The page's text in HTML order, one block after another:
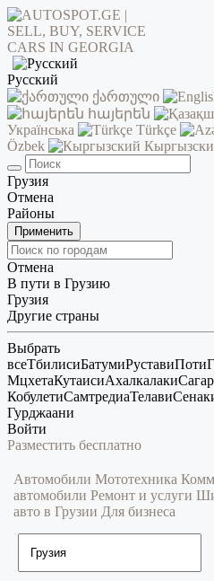
Русский
ქართული
հայերեն
Українська
Türkçe
Özbek
Грузия
Отмена
Районы
Применить
Отмена
В пути в Грузию
Грузия
Другие страны
Выбрать
всеТбилисиБатумиРуставиПоти
МцхетаКутаисиАхалкалаки
КобулетиСамтредиаТелави
Гурджаани
Войти
Разместить бесплатно
Автомобили Мототехника
автомобили Ремонт и услуги
авто в Грузии Для бизнеса